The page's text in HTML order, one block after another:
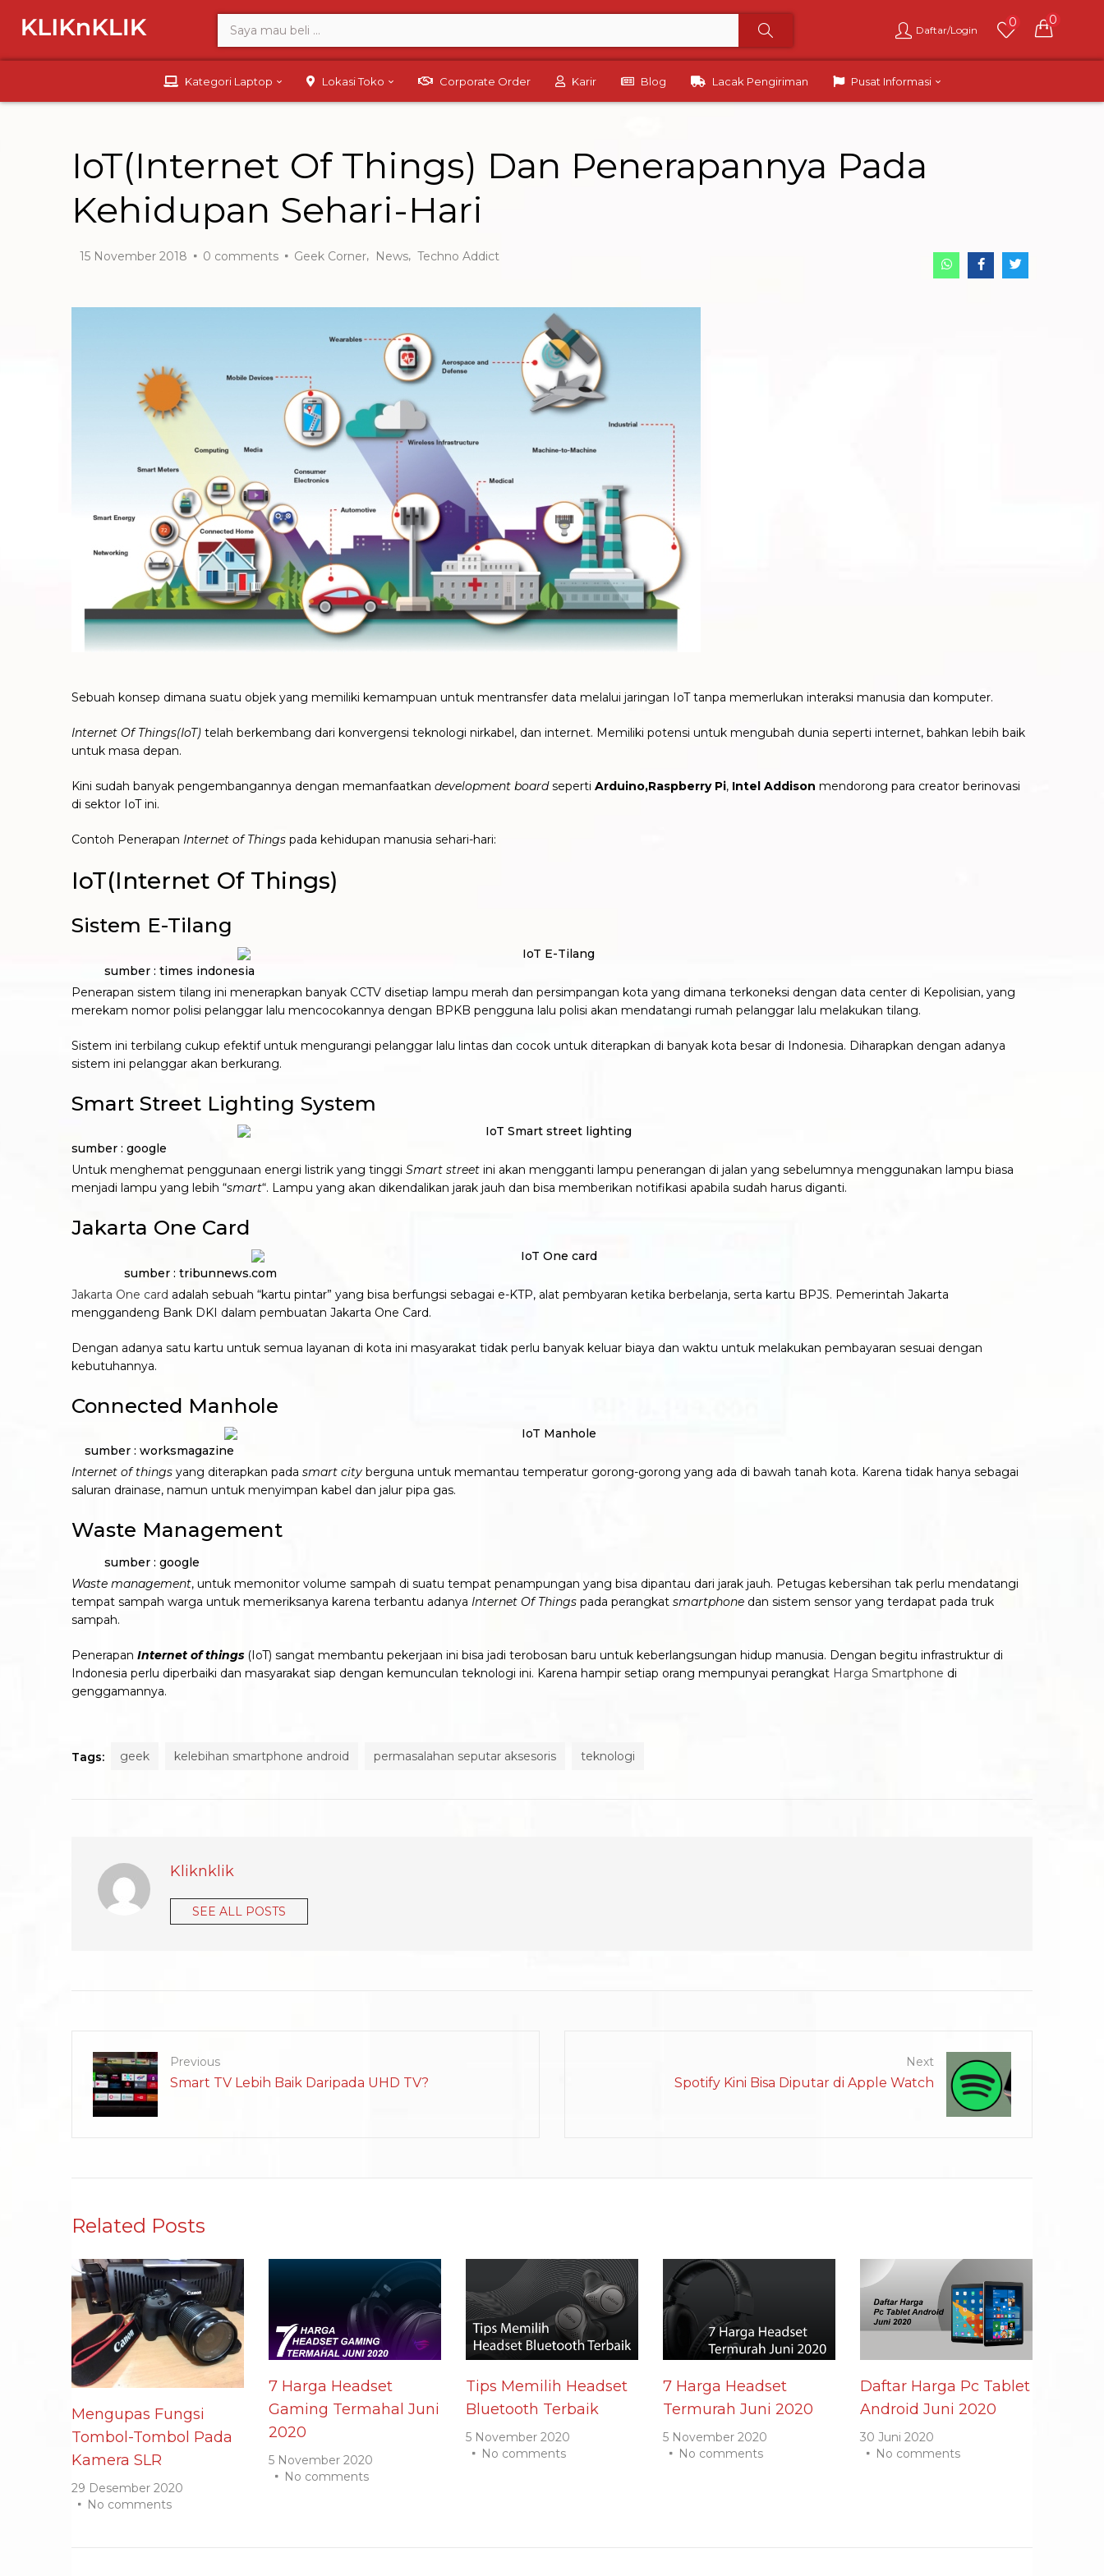
Daftar/Login
0 0
Kategori Laptop Lokasi Toko Corporate Order Karir Blog Lacak Pengiriman Pusat Informasi
IoT(Internet Of Things) Dan Penerapannya Pada
Kehidupan Sehari-Hari
15 November 2018 0 comments Geek Corner, News, Techno Addict
Sebuah konsep dimana suatu objek yang memiliki kemampuan untuk mentransfer data melalui jaringan IoT tanpa memerlukan interaksi manusia dan komputer.
Internet Of Things(IoT) telah berkembang dari konvergensi teknologi nirkabel, dan internet. Memiliki potensi untuk mengubah dunia seperti internet, bahkan lebih baik
untuk masa depan.
Kini sudah banyak pengembangannya dengan memanfaatkan development boardseperti Arduino,Raspberry Pi, Intel Addison mendorong para creator berinovasi
di sektor IoT ini.
Contoh Penerapan Internet of Things pada kehidupan manusia sehari-hari:
IoT(Internet Of Things)
Sistem E-Tilang
sumber : times indonesia
Penerapan sistem tilang ini menerapkan banyak CCTV disetiap lampu merah dan persimpangan kota yang dimana terkoneksi dengan data center di Kepolisian, yang
merekam nomor polisi pelanggar lalu mencocokannya dengan BPKB pengguna lalu polisi akan mendatangi rumah pelanggar lalu melakukan tilang.
Sistem ini terbilang cukup efektif untuk mengurangi pelanggar lalu lintas dan cocok untuk diterapkan di banyak kota besar di Indonesia. Diharapkan dengan adanya
sistem ini pelanggar akan berkurang.
Smart Street Lighting System
sumber : google
Untuk menghemat penggunaan energi listrik yang tinggi Smart street ini akan mengganti lampu penerangan di jalan yang sebelumnya menggunakan lampu biasa
menjadi lampu yang lebih “smart“. Lampu yang akan dikendalikan jarak jauh dan bisa memberikan notifikasi apabila sudah harus diganti.
Jakarta One Card
sumber : tribunnews.com
Jakarta One card adalah sebuah “kartu pintar” yang bisa berfungsi sebagai e-KTP, alat pembyaran ketika berbelanja, serta kartu BPJS. Pemerintah Jakarta
menggandeng Bank DKI dalam pembuatan Jakarta One Card.
Dengan adanya satu kartu untuk semua layanan di kota ini masyarakat tidak perlu banyak keluar biaya dan waktu untuk melakukan pembayaran sesuai dengan
kebutuhannya.
Connected Manhole
sumber : worksmagazine
Internet of things yang diterapkan pada smart city berguna untuk memantau temperatur gorong-gorong yang ada di bawah tanah kota. Karena tidak hanya sebagai
saluran drainase, namun untuk menyimpan kabel dan jalur pipa gas.
Waste Management
sumber : google
Waste management, untuk memonitor volume sampah di suatu tempat penampungan yang bisa dipantau dari jarak jauh. Petugas kebersihan tak perlu mendatangi
tempat sampah warga untuk memeriksanya karena terbantu adanya Internet Of Things pada perangkat smartphone dan sistem sensor yang terdapat pada truk
sampah.
Penerapan Internet of things (IoT) sangat membantu pekerjaan ini bisa jadi terobosan baru untuk keberlangsungan hidup manusia. Dengan begitu infrastruktur di
Indonesia perlu diperbaiki dan masyarakat siap dengan kemunculan teknologi ini. Karena hampir setiap orang mempunyai perangkat Harga Smartphone di
genggamannya.
Tags: geek kelebihan smartphone android permasalahan seputar aksesoris teknologi
Kliknklik
SEE ALL POSTS
Previous
Smart TV Lebih Baik Daripada UHD TV?
Next
Spotify Kini Bisa Diputar di Apple Watch
Related Posts
Mengupas Fungsi
Tombol-Tombol Pada
Kamera SLR
29 Desember 2020
No comments
7 Harga Headset
Gaming Termahal Juni
2020
5 November 2020
No comments
Tips Memilih Headset
Bluetooth Terbaik
5 November 2020
No comments
7 Harga Headset
Termurah Juni 2020
5 November 2020
No comments
Daftar Harga Pc Tablet
Android Juni 2020
30 Juni 2020
No comments